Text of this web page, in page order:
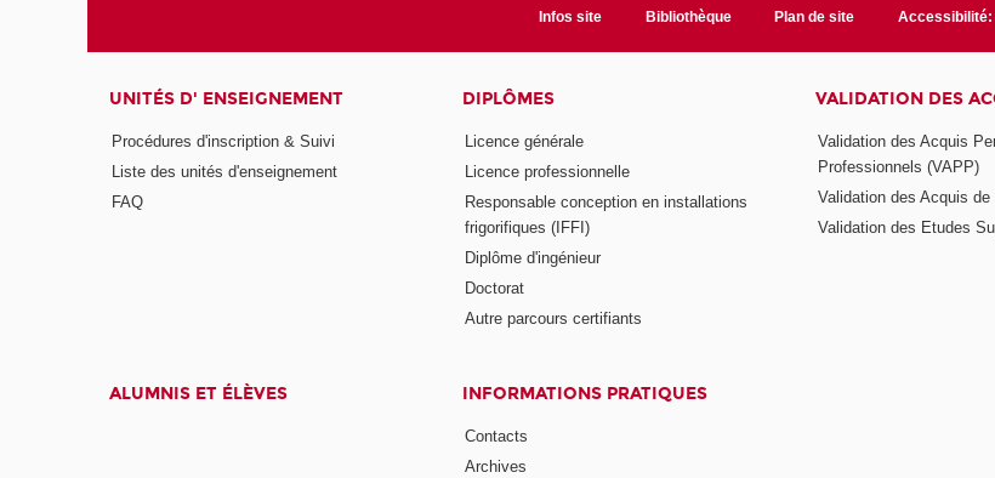
Infos site Bibliothèque Plan de site Accessibilité:
UNITÉS D' ENSEIGNEMENT
Procédures d'inscription & Suivi
Liste des unités d'enseignement
FAQ
DIPLÔMES
Licence générale
Licence professionnelle
Responsable conception en installations
frigorifiques (IFFI)
Diplôme d'ingénieur
Doctorat
Autre parcours certifiants
VALIDATION DES
Validation des Acquis
Professionnels (VAPP)
Validation des Acquis
Validation des Etudes
ALUMNIS ET ÉLÈVES INFORMATIONS PRATIQUES
Contacts
Archives